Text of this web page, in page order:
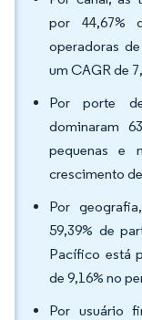
por 44,67%
operadoras
um CAGR de
Por porte
dominaram
pequenas e
crescimento
Por
59,39% de
Pacífico está
de 9,16% no
Por usuário